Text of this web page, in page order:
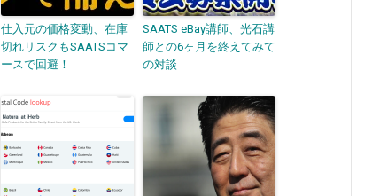
仕入元の価格変動、在庫
切れリスクもSAATSコマ
ースで回避！
SAATS eBay講師、光石講
師との6ヶ月を終えてみて
の対談